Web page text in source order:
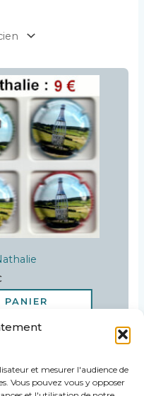
et mesurer l'audience de
Vous pouvez vous y opposer